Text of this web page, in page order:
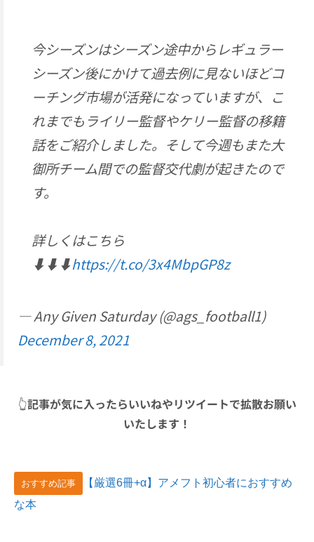
今シーズンはシーズン途中からレギュラー
シーズン後にかけて過去例に見ないほどコ
ーチング市場が活発になっていますが、こ
れまでもライリー監督やケリー監督の移籍
話をご紹介しました。そして今週もまた大
御所チーム間での監督交代劇が起きたので
す。
詳しくはこちら
⬇️⬇️⬇️https://t.co/3x4MbpGP8z
— Any Given Saturday (@ags_football1)
December 8, 2021
👆記事が気に入ったらいいねやリツイートで拡散お願い
いたします！
おすすめ記事
【厳選6冊+α】アメフト初心者におすすめ
な本